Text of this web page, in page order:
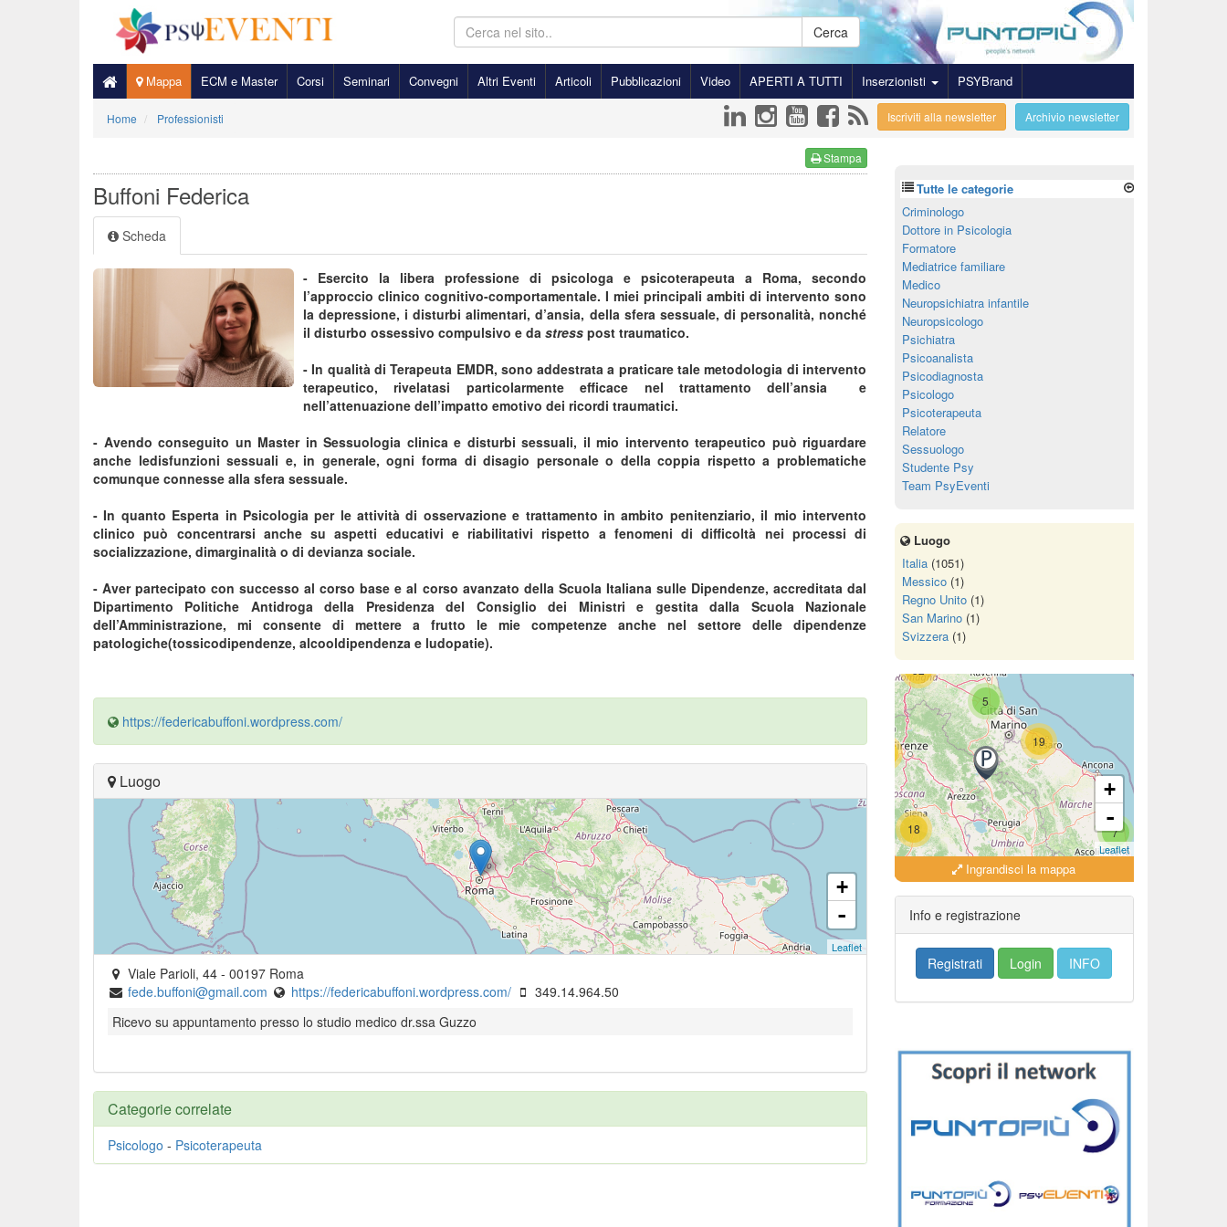
Cerca
Mappa ECM e Master Corsi Seminari Convegni Altri Eventi Articoli Pubblicazioni Video APERTI A TUTTI Inserzionisti PSYBrand
Home Professionisti Archivio newsletter
Iscriviti alla newsletter
Stampa
Buffoni Federica
Scheda
- Esercito la libera professione di psicologa e psicoterapeuta a Roma, secondo
l’approccio clinico cognitivo-comportamentale. I miei principali ambiti di intervento sono
la depressione, i disturbi alimentari, d’ansia, della sfera sessuale, di personalità, nonché
il disturbo ossessivo compulsivo e da stress post traumatico.
- In qualità di Terapeuta EMDR, sono addestrata a praticare tale metodologia di intervento
terapeutico, rivelatasi particolarmente efficace nel trattamento dell’ansia e
nell’attenuazione dell’impatto emotivo dei ricordi traumatici.
- Avendo conseguito un Master in Sessuologia clinica e disturbi sessuali, il mio intervento terapeutico può riguardare
anche ledisfunzioni sessuali e, in generale, ogni forma di disagio personale o della coppia rispetto a problematiche
comunque connesse alla sfera sessuale.
- In quanto Esperta in Psicologia per le attività di osservazione e trattamento in ambito penitenziario, il mio intervento
clinico può concentrarsi anche su aspetti educativi e riabilitativi rispetto a fenomeni di difficoltà nei processi di
socializzazione, dimarginalità o di devianza sociale.
- Aver partecipato con successo al corso base e al corso avanzato della Scuola Italiana sulle Dipendenze, accreditata dal
Dipartimento Politiche Antidroga della Presidenza del Consiglio dei Ministri e gestita dalla Scuola Nazionale
dell’Amministrazione, mi consente di mettere a frutto le mie competenze anche nel settore delle dipendenze
patologiche(tossicodipendenze, alcooldipendenza e ludopatie).
https://federicabuffoni.wordpress.com/
Luogo
+
-
Leaflet
Viale Parioli, 44 - 00197 Roma
fede.buffoni@gmail.com
https://federicabuffoni.wordpress.com/
349.14.964.50
Ricevo su appuntamento presso lo studio medico dr.ssa Guzzo
Categorie correlate
Psicologo - Psicoterapeuta
Tutte le categorie
Criminologo
Dottore in Psicologia
Formatore
Mediatrice familiare
Medico
Neuropsichiatra infantile
Neuropsicologo
Psichiatra
Psicoanalista
Psicodiagnosta
Psicologo
Psicoterapeuta
Relatore
Sessuologo
Studente Psy
Team PsyEventi
Luogo
Italia(1051)
Messico(1)
Regno Unito(1)
San Marino(1)
Svizzera(1)
5
18
19
7
18
279
15
10
5
+
-
Leaflet
Ingrandisci la mappa
Info e registrazione
Registrati Login INFO